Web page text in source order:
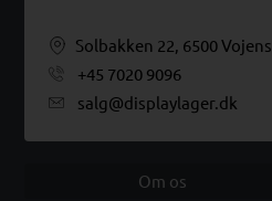
Solbakken 22, 6500 Vojens
+45 7020 9096
salg@displaylager.dk
Om os